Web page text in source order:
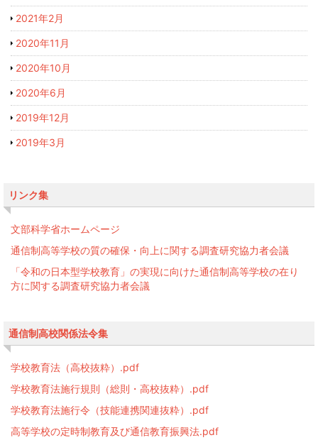
2021年2月
2020年11月
2020年10月
2020年6月
2019年12月
2019年3月
リンク集
文部科学省ホームページ
通信制高等学校の質の確保・向上に関する調査研究協力者会議
「令和の日本型学校教育」の実現に向けた通信制高等学校の在り
方に関する調査研究協力者会議
通信制高校関係法令集
学校教育法（高校抜粋）.pdf
学校教育法施行規則（総則・高校抜粋）.pdf
学校教育法施行令（技能連携関連抜粋）.pdf
高等学校の定時制教育及び通信教育振興法.pdf